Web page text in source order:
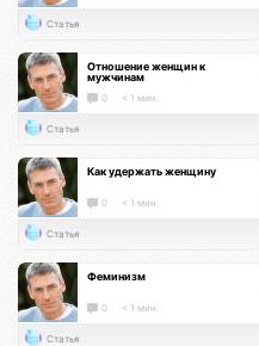
Статья
Отношение женщин к
мужчинам
0 < 1 мин.
Статья
Как удержать женщину
0 < 1 мин.
Статья
Феминизм
0 < 1 мин.
Статья